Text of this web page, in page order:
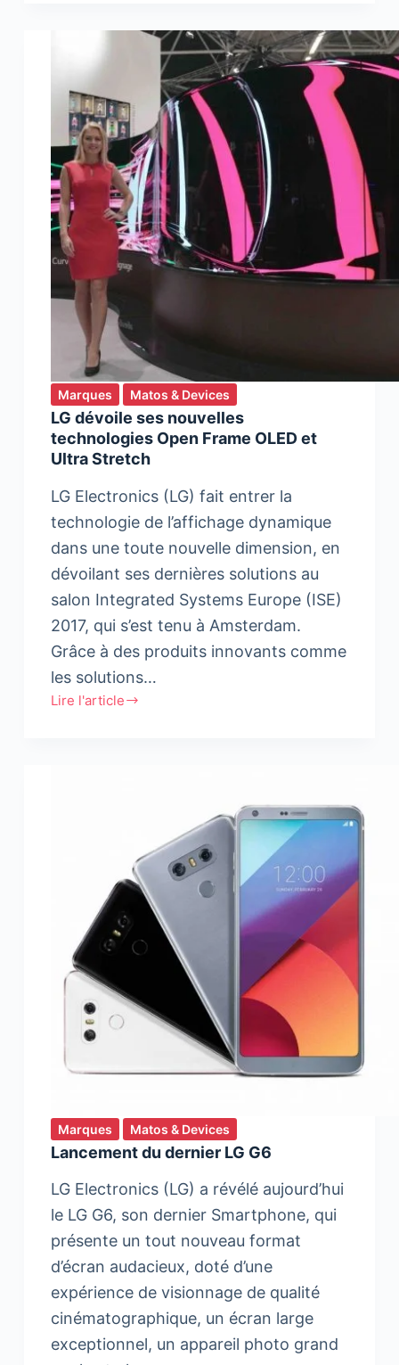
design
Marques Matos & Devices
LG dévoile ses nouvelles
technologies Open Frame OLED et
Ultra Stretch
LG Electronics (LG) fait entrer la
technologie de l’affichage dynamique
dans une toute nouvelle dimension, en
dévoilant ses dernières solutions au
salon Integrated Systems Europe (ISE)
2017, qui s’est tenu à Amsterdam.
Grâce à des produits innovants comme
les solutions…
Lire l'article
LG
Stretch
Marques Matos & Devices
Lancement du dernier LG G6
LG Electronics (LG) a révélé aujourd’hui
le LG G6, son dernier Smartphone, qui
présente un tout nouveau format
d’écran audacieux, doté d’une
expérience de visionnage de qualité
cinématographique, un écran large
exceptionnel, un appareil photo grand